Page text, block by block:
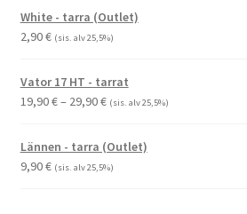
-
2,90 €
White - tarra (Outlet)
2,90€ (sis. alv 25,5%)
Vator 17 HT - tarrat
19,90€– 29,90€Hintaluokka:
-
29,90 €
(sis. alv 25,5%)
Lännen - tarra (Outlet)
9,90€ (sis. alv 25,5%)